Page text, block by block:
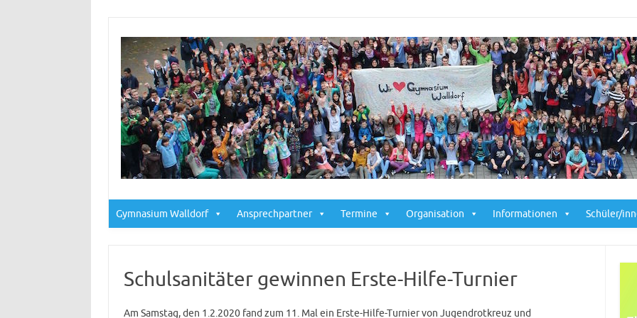
Gymnasium Walldorf
Ansprechpartner Termine Organisation Informationen Schüler/
Schulsanitäter gewinnen Erste-Hilfe-Turnier
Am Samstag, den 1.2.2020 fand zum 11. Mal ein Erste-Hilfe-Turnier von Jugendrotkreuz und